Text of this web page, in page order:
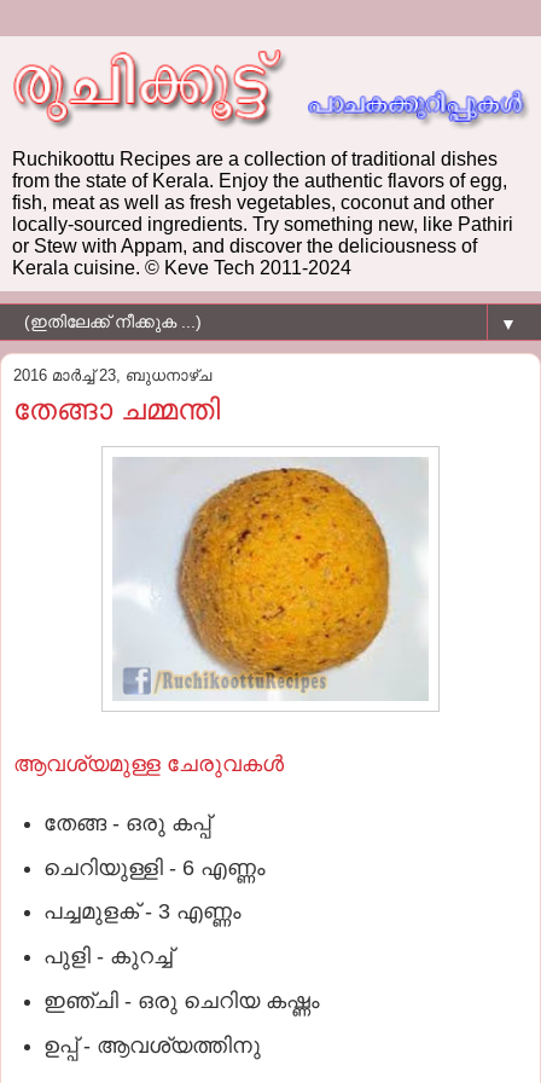
Ruchikoottu Recipes are a collection of traditional dishes
from the state of Kerala. Enjoy the authentic flavors of egg,
fish, meat as well as fresh vegetables, coconut and other
locally-sourced ingredients. Try something new, like Pathiri
or Stew with Appam, and discover the deliciousness of
Kerala cuisine. © Keve Tech 2011-2024
▼
2016 മാർച്ച് 23, ബുധനാഴ്‌ച
തേങ്ങാ ചമ്മന്തി
ആവശ്യമുള്ള ചേരുവകൾ
തേങ്ങ - ഒരു കപ്പ്
ചെറിയുള്ളി - 6 എണ്ണം
പച്ചമുളക് - 3 എണ്ണം
പുളി - കുറച്ച്
ഇഞ്ചി - ഒരു ചെറിയ കഷ്ണം
ഉപ്പ് - ആവശ്യത്തിനു